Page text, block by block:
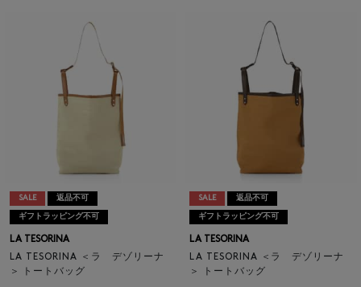
SALE 返品不可
ギフトラッピング不可
LA TESORINA
LA TESORINA ＜ラ デゾリーナ
＞ トートバッグ
SALE 返品不可
ギフトラッピング不可
LA TESORINA
LA TESORINA ＜ラ デゾリーナ
＞ トートバッグ